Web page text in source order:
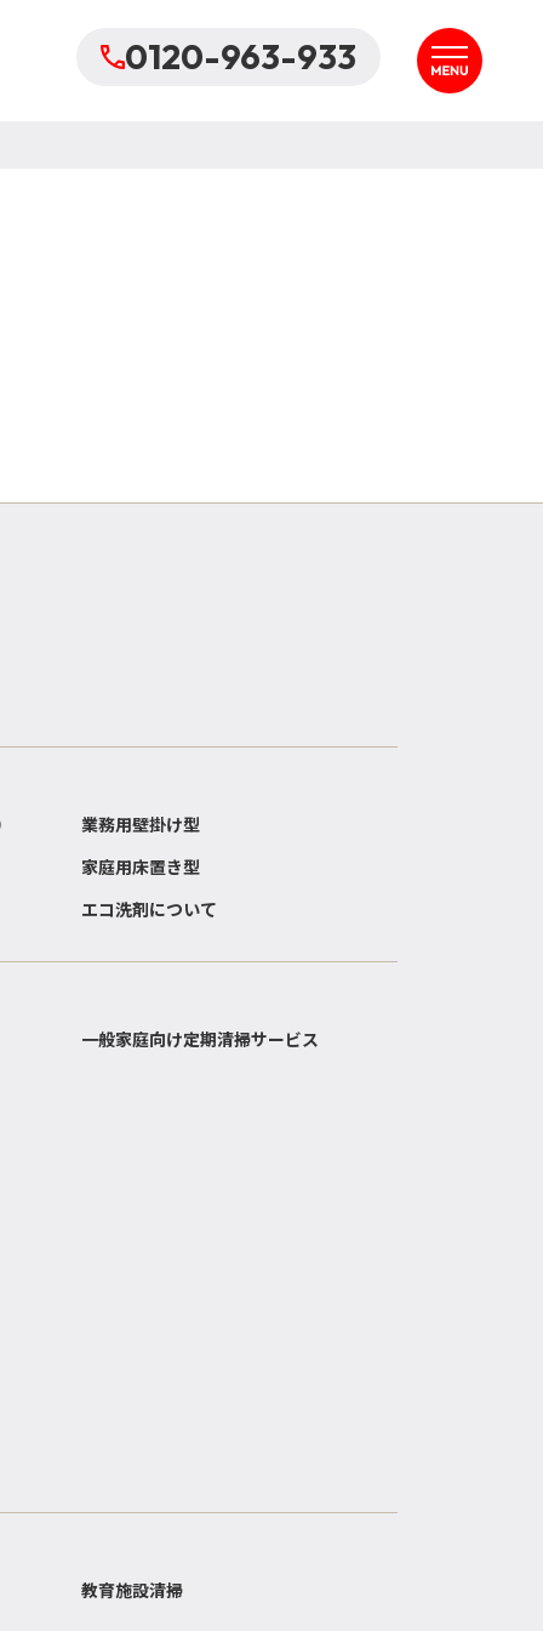
0120-963-933
業務用壁掛け型
家庭用床置き型
エコ洗剤について
一般家庭向け定期清掃サービス
教育施設清掃